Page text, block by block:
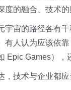
度的融合、技术
宇宙的路径各有
有人认为应该依
Epic Games），
，技术与企业都